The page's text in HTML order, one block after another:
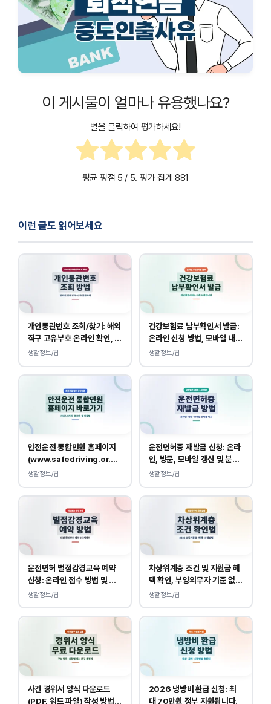
이 게시물이 얼마나 유용했나요?
별을 클릭하여 평가하세요!
평균 평점 5 / 5. 평가 집계881
이런 글도 읽어보세요
개인통관번호 조회/찾기: 해외
직구 고유부호 온라인 확인, 발
급 방법
생활정보/팁
건강보험료 납부확인서 발급:
온라인 신청 방법, 모바일 내역
조회 안내
생활정보/팁
안전운전 통합민원 홈페이지
(www.safedriving.or.kr)
바로가기, 운전면허 민원 사이
생활정보/팁
운전면허증 재발급 신청: 온라
인, 방문, 모바일 갱신 및 분실
대응
생활정보/팁
운전면허 벌점감경교육 예약
신청: 온라인 접수 방법 및 비
용 안내
생활정보/팁
차상위계층 조건 및 지원금 혜
택 확인, 부양의무자 기준 없
이 소득, 재산만 봅니다.
생활정보/팁
사건 경위서 양식 다운로드
(PDF, 워드 파일) 작성 방법
2026 냉방비 환급 신청: 최
대 70만원 정부 지원됩니다.